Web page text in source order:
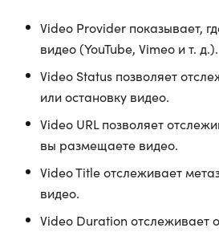
Video Provider показывает,
видео (YouTube, Vimeo и т. д.).
Video Status позволяет
или остановку видео.
Video URL позволяет
вы размещаете видео.
Video Title отслеживает
видео.
Video Duration отслеживает